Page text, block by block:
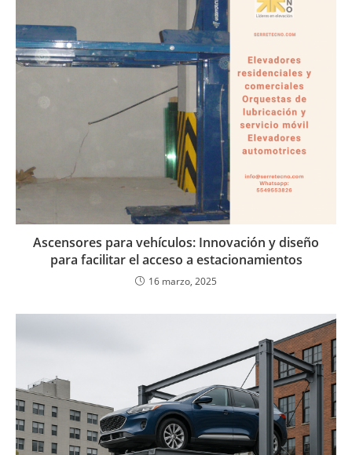
Ascensores para vehículos: Innovación y diseño
para facilitar el acceso a estacionamientos
16 marzo, 2025